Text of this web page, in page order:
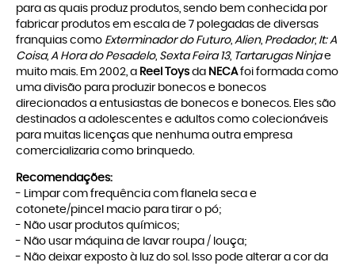
para as quais produz produtos, sendo bem conhecida por
fabricar produtos em escala de 7 polegadas de diversas
franquias como Exterminador do Futuro, Alien, Predador, It: A
Coisa, A Hora do Pesadelo, Sexta Feira 13, Tartarugas Ninjae
muito mais. Em 2002, a Reel Toys da NECAfoi formada como
uma divisão para produzir bonecos e bonecos
direcionados a entusiastas de bonecos e bonecos. Eles são
destinados a adolescentes e adultos como colecionáveis
para muitas licenças que nenhuma outra empresa
comercializaria como brinquedo.
Recomendações:
- Limpar com frequência com flanela seca e
cotonete/pincel macio para tirar o pó;
- Não usar produtos químicos;
- Não usar máquina de lavar roupa / louça;
- Não deixar exposto à luz do sol. Isso pode alterar a cor da